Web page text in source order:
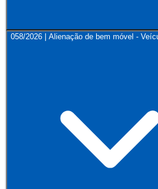
058/2026 | Alienação de bem móvel -